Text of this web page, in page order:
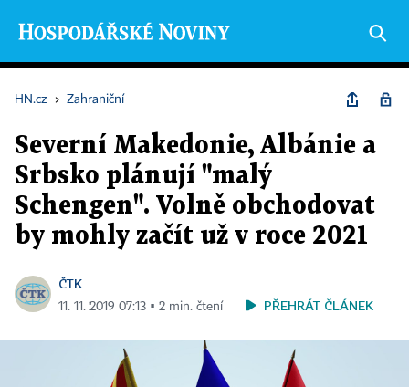
HN.cz › Zahraniční
Severní Makedonie, Albánie a
Srbsko plánují "malý
Schengen". Volně obchodovat
by mohly začít už v roce 2021
ČTK
11. 11. 2019 07:13 ▪ 2 min. čtení PŘEHRÁT ČLÁNEK